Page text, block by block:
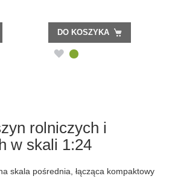
DO KOSZYKA
DODAJ
rolniczych i
w skali 1:24
skala pośrednia, łącząca kompaktowy